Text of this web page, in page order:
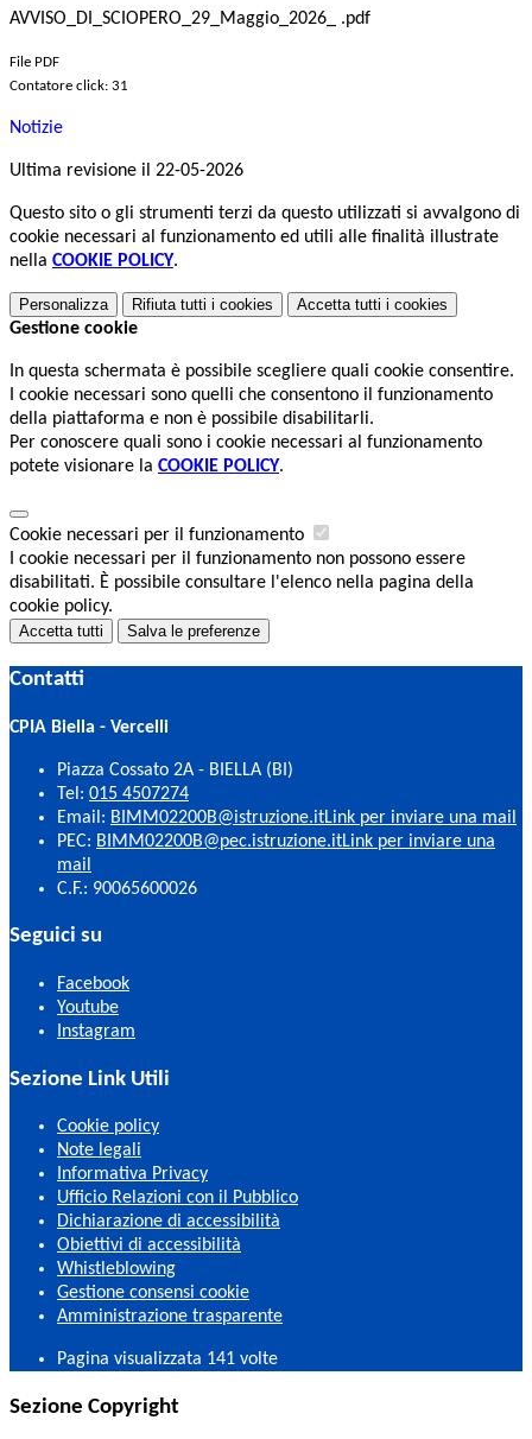
AVVISO_DI_SCIOPERO_29_Maggio_2026_ .pdf
File PDF
Contatore click: 31
Notizie
Ultima revisione il 22-05-2026
Questo sito o gli strumenti terzi da questo utilizzati si avvalgono di
cookie necessari al funzionamento ed utili alle finalità illustrate
nella COOKIE POLICY.
Personalizza Rifiuta tutti i cookies Accetta tutti i cookies
Gestione cookie
In questa schermata è possibile scegliere quali cookie consentire.
I cookie necessari sono quelli che consentono il funzionamento
della piattaforma e non è possibile disabilitarli.
Per conoscere quali sono i cookie necessari al funzionamento
potete visionare la COOKIE POLICY.
Cookie necessari per il funzionamento
I cookie necessari per il funzionamento non possono essere
disabilitati. È possibile consultare l'elenco nella pagina della
cookie policy.
Accetta tutti Salva le preferenze
Contatti
CPIA Biella - Vercelli
Piazza Cossato 2A - BIELLA (BI)
Tel: 015 4507274
Email: BIMM02200B@istruzione.itLink per inviare una mail
PEC: BIMM02200B@pec.istruzione.itLink per inviare una
mail
C.F.: 90065600026
Seguici su
Facebook
Youtube
Instagram
Sezione Link Utili
Cookie policy
Note legali
Informativa Privacy
Ufficio Relazioni con il Pubblico
Dichiarazione di accessibilità
Obiettivi di accessibilità
Whistleblowing
Gestione consensi cookie
Amministrazione trasparente
Pagina visualizzata 141 volte
Sezione Copyright